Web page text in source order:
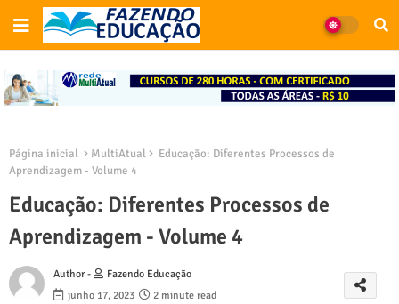
Página inicial MultiAtual
Educação: Diferentes Processos de
Aprendizagem - Volume 4
Educação: Diferentes Processos de
Aprendizagem - Volume 4
Author -
Fazendo Educação
junho 17, 2023
2 minute read